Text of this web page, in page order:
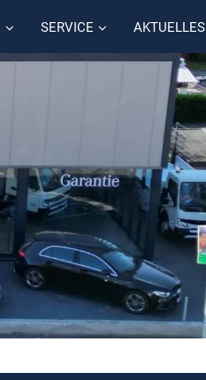
SERVICE AKTUELLES